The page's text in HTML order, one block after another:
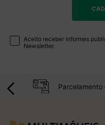
Aceito receber informes
Newsletter.
Parcelamento